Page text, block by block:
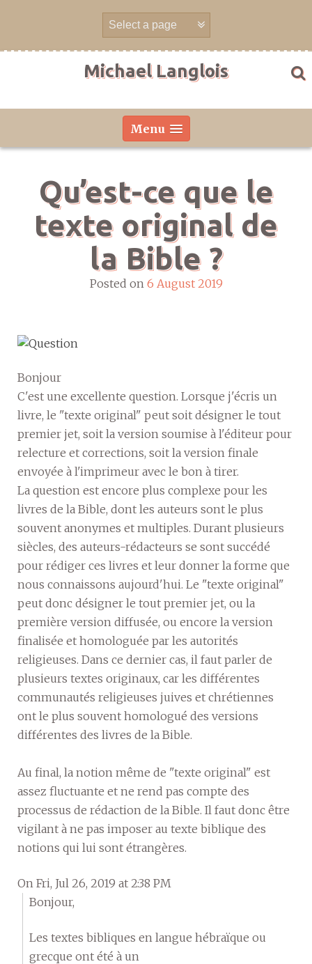
Michael Langlois
Menu
Qu’est-ce que le
texte original de
la Bible ?
Posted on 6 August 2019
Bonjour
C'est une excellente question. Lorsque j'écris un
livre, le "texte original" peut soit désigner le tout
premier jet, soit la version soumise à l'éditeur pour
relecture et corrections, soit la version finale
envoyée à l'imprimeur avec le bon à tirer.
La question est encore plus complexe pour les
livres de la Bible, dont les auteurs sont le plus
souvent anonymes et multiples. Durant plusieurs
siècles, des auteurs-rédacteurs se sont succédé
pour rédiger ces livres et leur donner la forme que
nous connaissons aujourd'hui. Le "texte original"
peut donc désigner le tout premier jet, ou la
première version diffusée, ou encore la version
finalisée et homologuée par les autorités
religieuses. Dans ce dernier cas, il faut parler de
plusieurs textes originaux, car les différentes
communautés religieuses juives et chrétiennes
ont le plus souvent homologué des versions
différentes des livres de la Bible.
Au final, la notion même de "texte original" est
assez fluctuante et ne rend pas compte des
processus de rédaction de la Bible. Il faut donc être
vigilant à ne pas imposer au texte biblique des
notions qui lui sont étrangères.
On Fri, Jul 26, 2019 at 2:38 PM
Bonjour,
Les textes bibliques en langue hébraïque ou
grecque ont été à un